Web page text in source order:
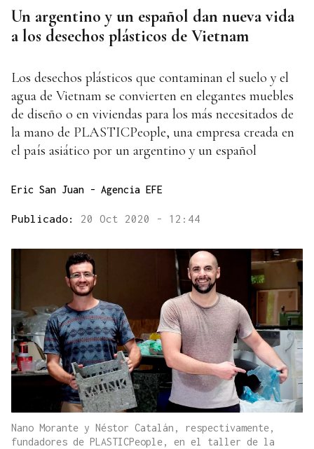
Un argentino y un español dan nueva vida
a los desechos plásticos de Vietnam
Los desechos plásticos que contaminan el suelo y el
agua de Vietnam se convierten en elegantes muebles
de diseño o en viviendas para los más necesitados de
la mano de PLASTICPeople, una empresa creada en
el país asiático por un argentino y un español
Eric San Juan - Agencia EFE
Publicado: 20 Oct 2020 - 12:44
Nano Morante y Néstor Catalán, respectivamente,
fundadores de PLASTICPeople, en el taller de la